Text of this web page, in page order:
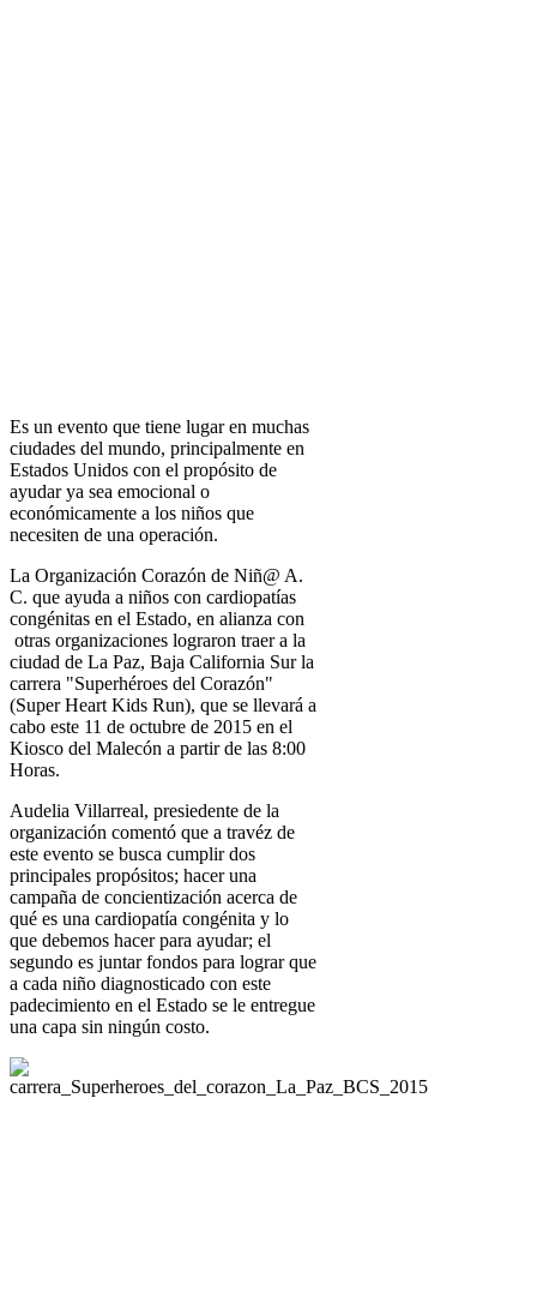
Es un evento que tiene lugar en muchas
ciudades del mundo, principalmente en
Estados Unidos con el propósito de
ayudar ya sea emocional o
económicamente a los niños que
necesiten de una operación.
La Organización Corazón de Niñ@ A.
C. que ayuda a niños con cardiopatías
congénitas en el Estado, en alianza con
otras organizaciones lograron traer a la
ciudad de La Paz, Baja California Sur la
carrera "Superhéroes del Corazón"
(Super Heart Kids Run), que se llevará a
cabo este 11 de octubre de 2015 en el
Kiosco del Malecón a partir de las 8:00
Horas.
Audelia Villarreal, presiedente de la
organización comentó que a travéz de
este evento se busca cumplir dos
principales propósitos; hacer una
campaña de concientización acerca de
qué es una cardiopatía congénita y lo
que debemos hacer para ayudar; el
segundo es juntar fondos para lograr que
a cada niño diagnosticado con este
padecimiento en el Estado se le entregue
una capa sin ningún costo.